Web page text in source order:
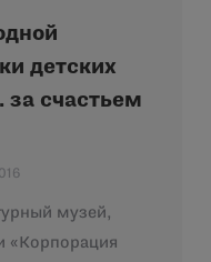
детских
за счастьем
музей,
«Корпорация